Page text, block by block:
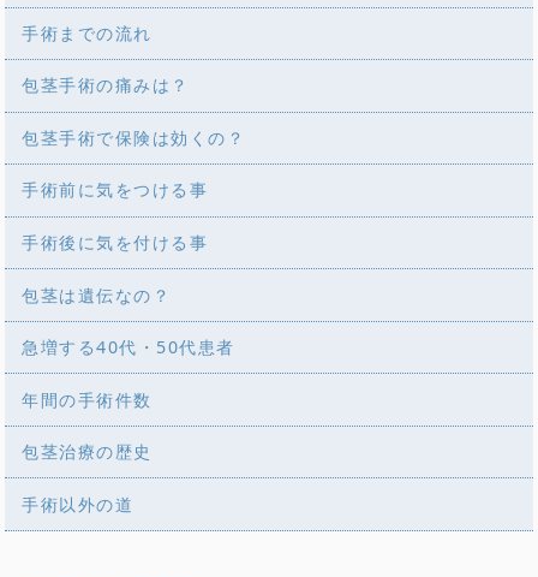
手術までの流れ
包茎手術の痛みは？
包茎手術で保険は効くの？
手術前に気をつける事
手術後に気を付ける事
包茎は遺伝なの？
急増する40代・50代患者
年間の手術件数
包茎治療の歴史
手術以外の道